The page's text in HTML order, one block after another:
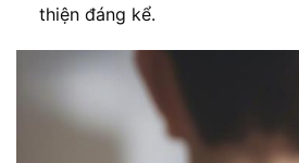
thiện đáng kể.